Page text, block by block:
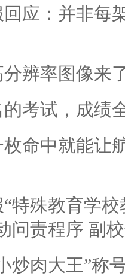
应：并非每
辨率图像来
考试，成绩
命中就能让
特殊教育学
问责程序 副
炒肉大王”称